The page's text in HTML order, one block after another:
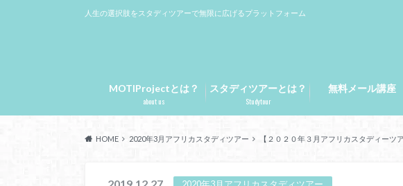
人生の選択肢をスタディツアーで無限に広げるプラットフォーム
MOTIProjectとは？
about us
スタディツアーとは？
Studytour
無料メール講座
HOME 2020年3月アフリカスタディツアー 【２０２０年３月アフリカスタディー